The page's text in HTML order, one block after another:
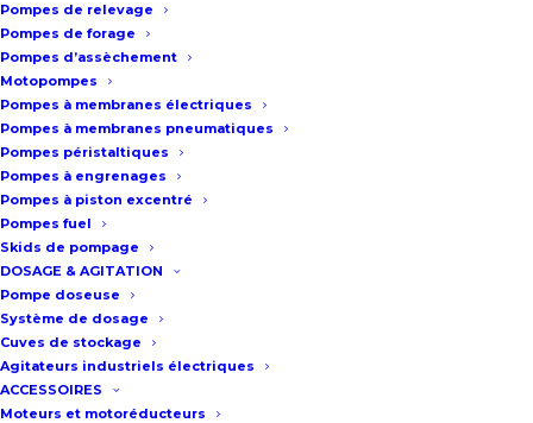
Pompes de relevage
Pompes de forage
Pompes d’assèchement
Motopompes
Pompes à membranes électriques
Pompes à membranes pneumatiques
Pompes péristaltiques
Pompes à engrenages
Pompes à piston excentré
Pompes fuel
Skids de pompage
DOSAGE & AGITATION
Pompe doseuse
Système de dosage
Cuves de stockage
Agitateurs industriels électriques
ACCESSOIRES
Moteurs et motoréducteurs
Pompe doseuse
électromagnétique
PROMINENT Delta
Fiche technique
Pompe doseuse
électromagnétique à membrane
La pompe de dosage à
entrainement électromagnétique
régulé.